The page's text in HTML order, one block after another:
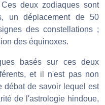
deux zodiaques sont
un déplacement de 50
des constellations ;
des équinoxes.
basés sur ces deux
et il n'est pas non
débat de savoir lequel est
de l'astrologie hindoue,